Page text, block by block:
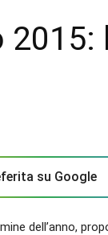
su Google
dell’anno,